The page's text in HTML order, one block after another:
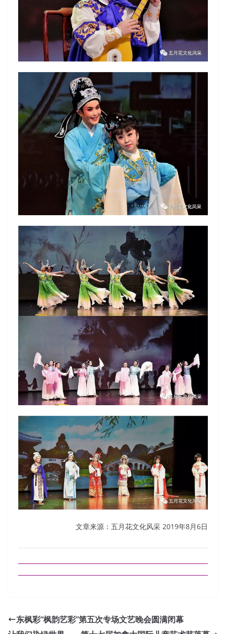
文章来源：五月花文化风采 2019年8月6日
东枫彩“枫韵艺彩”第五次专场文艺晚会圆满闭幕